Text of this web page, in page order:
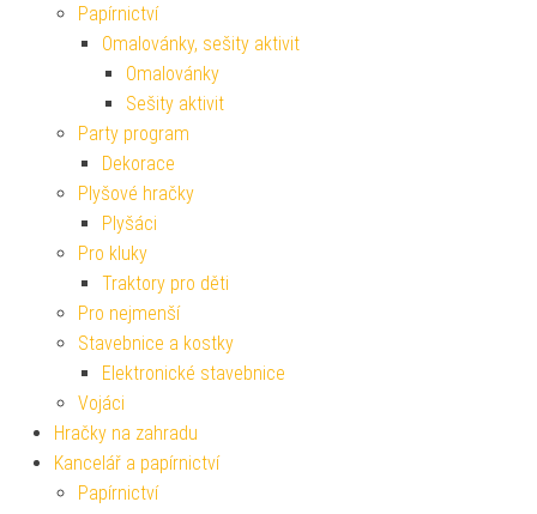
Papírnictví
Omalovánky, sešity aktivit
Omalovánky
Sešity aktivit
Party program
Dekorace
Plyšové hračky
Plyšáci
Pro kluky
Traktory pro děti
Pro nejmenší
Stavebnice a kostky
Elektronické stavebnice
Vojáci
Hračky na zahradu
Kancelář a papírnictví
Papírnictví